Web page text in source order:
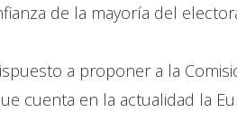
de la mayoría del
a proponer a la
cuenta en la actualidad la